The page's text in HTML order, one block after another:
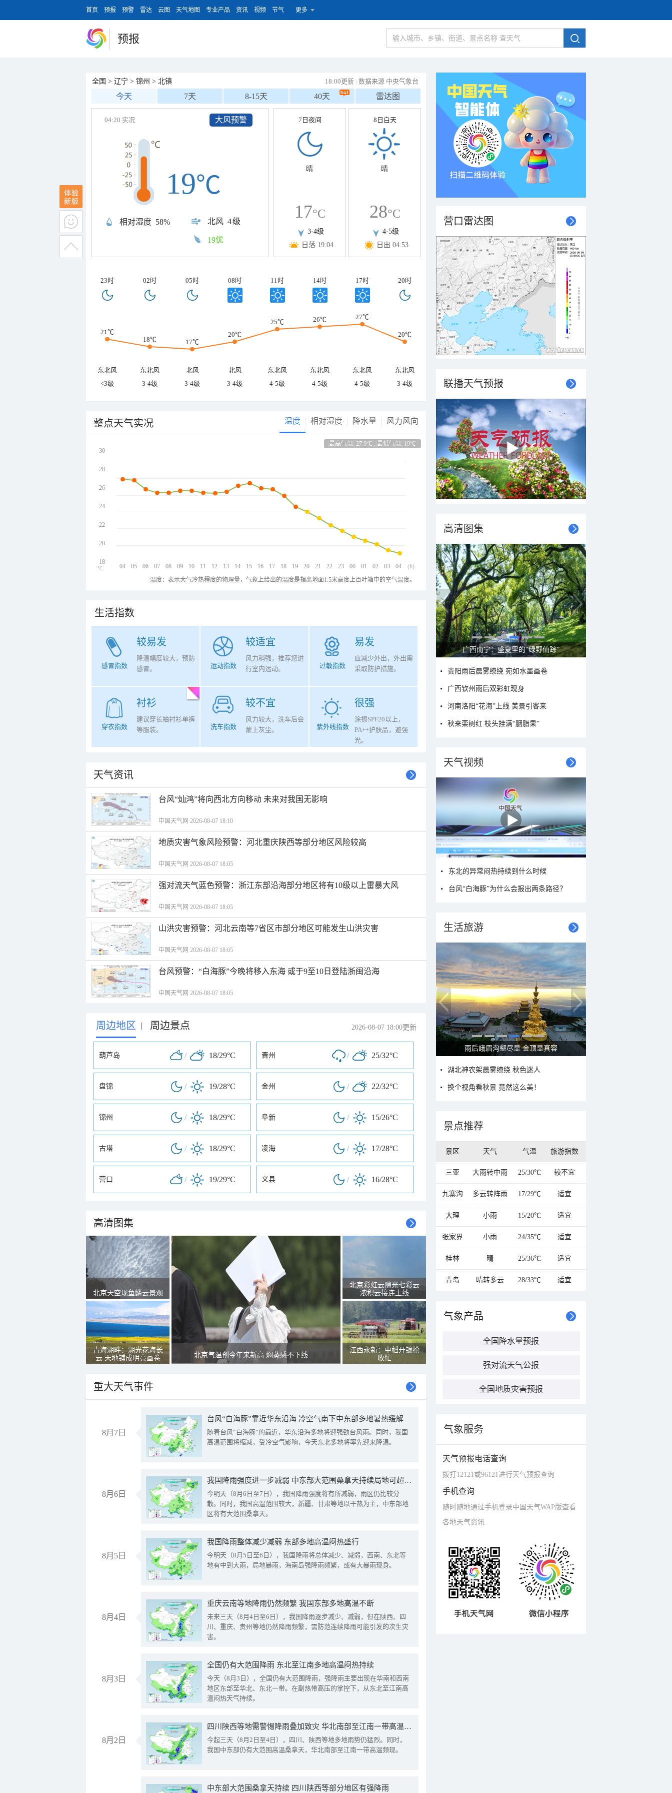
首页 预报 预警 雷达 云图 天气地图 专业产品 资讯 视频 节气 更多
预报
全国 > 辽宁 > 锦州 > 北镇 18:00更新 | 数据来源 中央气象台
今天 7天 8-15天 40天 雷达图
04:20 实况
相对湿度 58% 北风 4级
19℃
19优
大风预警 7日夜间
晴
17°C
3-4级
日落 19:04
8日白天
晴
28°C
4-5级
日出 04:53
23时 02时 05时 08时 11时 14时 17时 20时
21℃
18℃
17℃
20℃
25℃ 26℃ 27℃
20℃
东北风 东北风 北风 北风 东北风 东北风 东北风
东北风
<3级
3-4级 3-4级 3-4级 4-5级 4-5级 4-5级 3-4级
整点天气实况 温度 相对湿度 降水量 风力风向
最高气温: 27.9℃ , 最低气温: 19℃
04 05 06 07 08 09 10 11 12 13 14 15 16 17 18 19 20 21 22 23 00 01 02 03 04
30
28
26
24
22
20
18
(h)
℃
温度：表示大气冷热程度的物理量，气象上给出的温度是指离地面1.5米高度上百叶箱中的空气温度。
生活指数
较易发
感冒指数
降温幅度较大，预防
感冒。
较适宜
运动指数
风力稍强，推荐您进
行室内运动。
易发
过敏指数
应减少外出，外出需
采取防护措施。
衬衫
穿衣指数
建议穿长袖衬衫单裤
等服装。
较不宜
洗车指数
风力较大，洗车后会
蒙上灰尘。
很强
紫外线指数
涂擦SPF20以上，
PA++护肤品，避强
光。
天气资讯
台风“灿鸿”将向西北方向移动 未来对我国无影响
中国天气网 2026-08-07 18:10
地质灾害气象风险预警：河北重庆陕西等部分地区风险较高
中国天气网 2026-08-07 18:05
强对流天气蓝色预警：浙江东部沿海部分地区将有10级以上雷暴大风
中国天气网 2026-08-07 18:05
山洪灾害预警：河北云南等7省区市部分地区可能发生山洪灾害
中国天气网 2026-08-07 18:05
台风预警：“白海豚”今晚将移入东海 或于9至10日登陆浙闽沿海
中国天气网 2026-08-07 18:05
周边地区 | 周边景点 2026-08-07 18:00更新
葫芦岛 / 18/29°C 晋州 / 25/32°C
盘锦 / 19/28°C 金州 / 22/32°C
锦州 / 18/29°C 阜新 / 15/26°C
古塔 / 18/29°C 凌海 / 17/28°C
营口 / 19/29°C 义县 / 16/28°C
高清图集
北京天空现鱼鳞云景观
青海湖畔：湖光花海长
云 天地铺成明亮画卷
北京气温创今年来新高 焖蒸感不下线
北京彩虹云隙光七彩云
浓积云接连上线
江西永新：中稻开镰抢
收忙
重大天气事件
8月7日
台风“白海豚”靠近华东沿海 冷空气南下中东部多地暑热缓解
随着台风“白海豚”的靠近，华东沿海多地将迎强劲台风雨。同时，我国
高温范围将缩减，受冷空气影响，今天东北多地将率先迎来降温。
8月6日
我国降雨强度进一步减弱 中东部大范围桑拿天持续局地可超38℃
今明天（8月6日至7日），我国降雨强度将有所减弱，雨区仍比较分
散。同时，我国高温范围较大，新疆、甘肃等地以干热为主，中东部地
区将有大范围桑拿天。
8月5日
我国降雨整体减少减弱 东部多地高温闷热盛行
今明天（8月5日至6日），我国降雨将总体减少、减弱，西南、东北等
地有中到大雨，局地暴雨，海南岛强降雨频繁，或有大暴雨现身。
8月4日
重庆云南等地降雨仍然频繁 我国东部多地高温不断
未来三天（8月4日至6日），我国降雨逐步减少、减弱，但在陕西、四
川、重庆、贵州等地仍然降雨频繁，需防范连续降雨可能引发的次生灾
害。
8月3日
全国仍有大范围降雨 东北至江南多地高温闷热持续
今天（8月3日），全国仍有大范围降雨，强降雨主要出现在华南和西南
地区东部至华北、东北一带。在副热带高压的掌控下，从东北至江南高
温闷热天气持续。
8月2日
四川陕西等地需警惕降雨叠加致灾 华北南部至江南一带高温频现
今起三天（8月2日至4日），四川、陕西等地多地雨势仍猛烈。同时，
我国中东部仍有大范围高温桑拿天，华北南部至江南一带高温频现。
中东部大范围桑拿天持续 四川陕西等部分地区有强降雨
营口雷达图
联播天气预报
高清图集
广西南宁：盛夏里的“绿野仙踪”
贵阳雨后晨雾缭绕 宛如水墨画卷
广西钦州雨后双彩虹现身
河南洛阳“花海”上线 美景引客来
秋来栾树红 枝头挂满“胭脂果”
天气视频
东北的异常闷热持续到什么时候
台风“白海豚”为什么会报出两条路径？
生活旅游
雨后峨眉沟壑尽显 金顶显真容
湖北神农架晨雾缭绕 秋色迷人
换个视角看秋景 竟然这么美！
景点推荐
景区 天气 气温 旅游指数
三亚 大雨转中雨 25/30℃ 较不宜
九寨沟 多云转阵雨 17/29℃ 适宜
大理 小雨 15/20℃ 适宜
张家界 小雨 24/35℃ 适宜
桂林 晴 25/36℃ 适宜
青岛 晴转多云 28/33℃ 适宜
气象产品
全国降水量预报
强对流天气公报
全国地质灾害预报
气象服务
天气预报电话查询
拨打12121或96121进行天气预报查询
手机查询
随时随地通过手机登录中国天气WAP版查看
各地天气资讯